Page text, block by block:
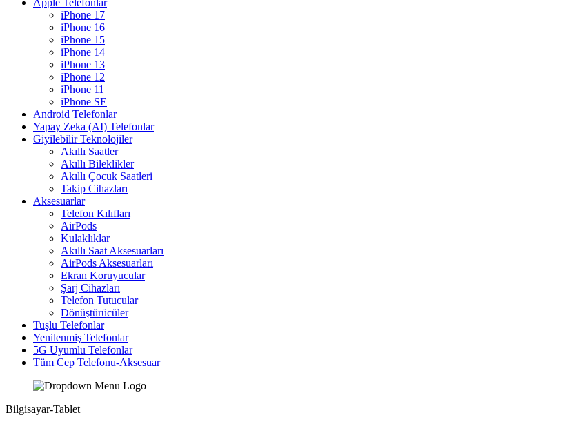
Apple Telefonlar
iPhone 17
iPhone 16
iPhone 15
iPhone 14
iPhone 13
iPhone 12
iPhone 11
iPhone SE
Android Telefonlar
Yapay Zeka (AI) Telefonlar
Giyilebilir Teknolojiler
Akıllı Saatler
Akıllı Bileklikler
Akıllı Çocuk Saatleri
Takip Cihazları
Aksesuarlar
Telefon Kılıfları
AirPods
Kulaklıklar
Akıllı Saat Aksesuarları
AirPods Aksesuarları
Ekran Koruyucular
Şarj Cihazları
Telefon Tutucular
Dönüştürücüler
Tuşlu Telefonlar
Yenilenmiş Telefonlar
5G Uyumlu Telefonlar
Tüm Cep Telefonu-Aksesuar
Bilgisayar-Tablet